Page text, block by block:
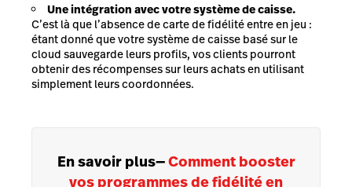
Une intégration avec votre système de caisse.
C’est là que l’absence de carte de fidélité entre en jeu :
étant donné que votre système de caisse basé sur le
cloud sauvegarde leurs profils, vos clients pourront
obtenir des récompenses sur leurs achats en utilisant
simplement leurs coordonnées.
En savoir plus—Comment booster
vos programmes de fidélité en